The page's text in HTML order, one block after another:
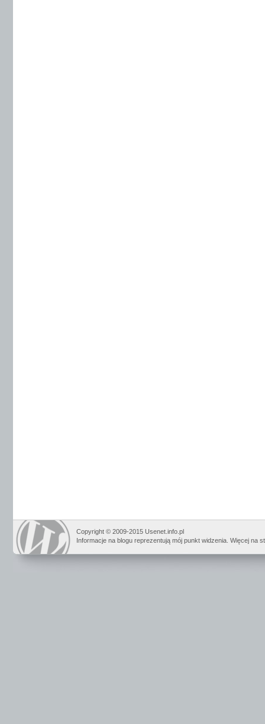
Copyright © 2009-2015 Usenet.info.pl
Informacje na blogu reprezentują mój punkt widzenia. Więcej na